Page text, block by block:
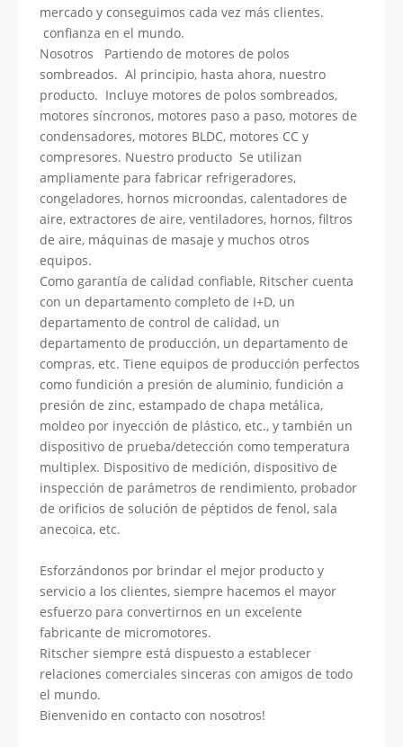
mercado y conseguimos cada vez más clientes.
confianza en el mundo.
Nosotros Partiendo de motores de polos
sombreados. Al principio, hasta ahora, nuestro
producto. Incluye motores de polos sombreados,
motores síncronos, motores paso a paso, motores de
condensadores, motores BLDC, motores CC y
compresores. Nuestro producto Se utilizan
ampliamente para fabricar refrigeradores,
congeladores, hornos microondas, calentadores de
aire, extractores de aire, ventiladores, hornos, filtros
de aire, máquinas de masaje y muchos otros
equipos.
Como garantía de calidad confiable, Ritscher cuenta
con un departamento completo de I+D, un
departamento de control de calidad, un
departamento de producción, un departamento de
compras, etc. Tiene equipos de producción perfectos
como fundición a presión de aluminio, fundición a
presión de zinc, estampado de chapa metálica,
moldeo por inyección de plástico, etc., y también un
dispositivo de prueba/detección como temperatura
multiplex. Dispositivo de medición, dispositivo de
inspección de parámetros de rendimiento, probador
de orificios de solución de péptidos de fenol, sala
anecoica, etc.
Esforzándonos por brindar el mejor producto y
servicio a los clientes, siempre hacemos el mayor
esfuerzo para convertirnos en un excelente
fabricante de micromotores.
Ritscher siempre está dispuesto a establecer
relaciones comerciales sinceras con amigos de todo
el mundo.
Bienvenido en contacto con nosotros!